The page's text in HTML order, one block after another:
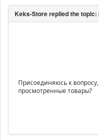
Присоединяюсь к
просмотренные товары?